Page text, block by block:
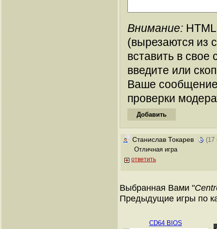
Внимание:
(вырезаются из
вставить в
введите или
Ваше
проверки
Станислав Токарев
(17
Отличная игра
ответить
Выбранная Вами "
Предыдущие игры по
CD64 BIOS